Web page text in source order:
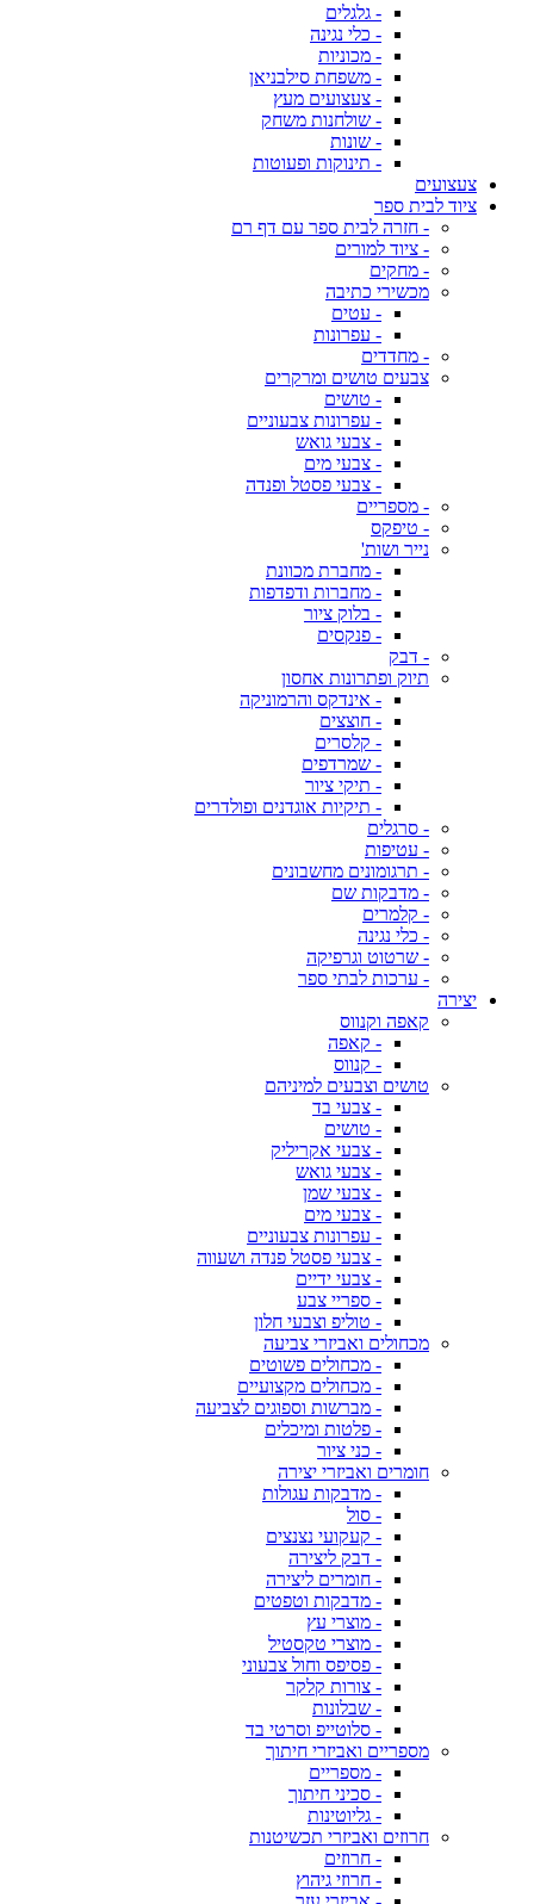
- גלגלים
- כלי נגינה
- מכוניות
- משפחת סילבניאן
- צעצועים מעץ
- שולחנות משחק
- שונות
- תינוקות ופעוטות
צעצועים
ציוד לבית ספר
- חזרה לבית ספר עם דף רם
- ציוד למורים
- מחקים
מכשירי כתיבה
- עטים
- עפרונות
- מחדדים
צבעים טושים ומרקרים
- טושים
- עפרונות צבעוניים
- צבעי גואש
- צבעי מים
- צבעי פסטל ופנדה
- מספריים
- טיפקס
נייר ושות'
- מחברת מכוונת
- מחברות ודפדפות
- בלוק ציור
- פנקסים
- דבק
תיוק ופתרונות אחסון
- אינדקס והרמוניקה
- חוצצים
- קלסרים
- שמרדפים
- תיקי ציור
- תיקיות אוגדנים ופולדרים
- סרגלים
- עטיפות
- תרגומונים מחשבונים
- מדבקות שם
- קלמרים
- כלי נגינה
- שרטוט וגרפיקה
- ערכות לבתי ספר
יצירה
קאפה וקנווס
- קאפה
- קנווס
טושים וצבעים למיניהם
- צבעי בד
- טושים
- צבעי אקריליק
- צבעי גואש
- צבעי שמן
- צבעי מים
- עפרונות צבעוניים
- צבעי פסטל פנדה ושעווה
- צבעי ידיים
- ספריי צבע
- טוליפ וצבעי חלון
מכחולים ואביזרי צביעה
- מכחולים פשוטים
- מכחולים מקצועיים
- מברשות וספוגים לצביעה
- פלטות ומיכלים
- כני ציור
חומרים ואביזרי יצירה
- מדבקות עגולות
- סול
- קעקועי נצנצים
- דבק ליצירה
- חומרים ליצירה
- מדבקות וטפטים
- מוצרי עץ
- מוצרי טקסטיל
- פסיפס וחול צבעוני
- צורות קלקר
- שבלונות
- סלוטייפ וסרטי בד
מספריים ואביזרי חיתוך
- מספריים
- סכיני חיתוך
- גליוטינות
חרוזים ואביזרי תכשיטנות
- חרוזים
- חרוזי גיהוץ